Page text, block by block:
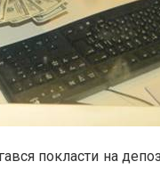
покласти на